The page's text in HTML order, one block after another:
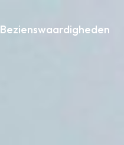
Bezienswaardigheden